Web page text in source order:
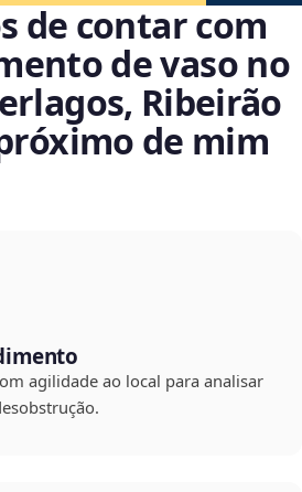
de contar com
de vaso no
Ribeirão
de mim
agilidade ao local para analisar